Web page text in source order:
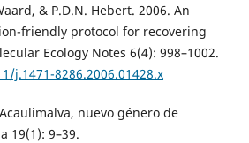
& P.D.N. Hebert. 2006. An
friendly protocol for recovering
Ecology Notes 6(4): 998–1002.
j.1471-8286.2006.01428.x
nuevo género de
19(1): 9–39.